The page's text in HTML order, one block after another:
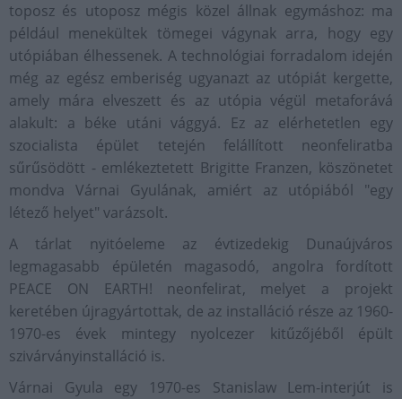
toposz és utoposz mégis közel állnak egymáshoz: ma
például menekültek tömegei vágynak arra, hogy egy
utópiában élhessenek. A technológiai forradalom idején
még az egész emberiség ugyanazt az utópiát kergette,
amely mára elveszett és az utópia végül metaforává
alakult: a béke utáni vággyá. Ez az elérhetetlen egy
szocialista épület tetején felállított neonfeliratba
sűrűsödött - emlékeztetett Brigitte Franzen, köszönetet
mondva Várnai Gyulának, amiért az utópiából "egy
létező helyet" varázsolt.
A tárlat nyitóeleme az évtizedekig Dunaújváros
legmagasabb épületén magasodó, angolra fordított
PEACE ON EARTH! neonfelirat, melyet a projekt
keretében újragyártottak, de az installáció része az 1960-
1970-es évek mintegy nyolcezer kitűzőjéből épült
szivárványinstalláció is.
Várnai Gyula egy 1970-es Stanislaw Lem-interjút is